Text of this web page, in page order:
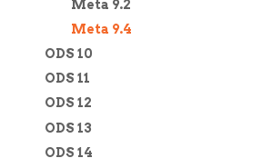
Meta 9.2
Meta 9.4
ODS 10
ODS 11
ODS 12
ODS 13
ODS 14